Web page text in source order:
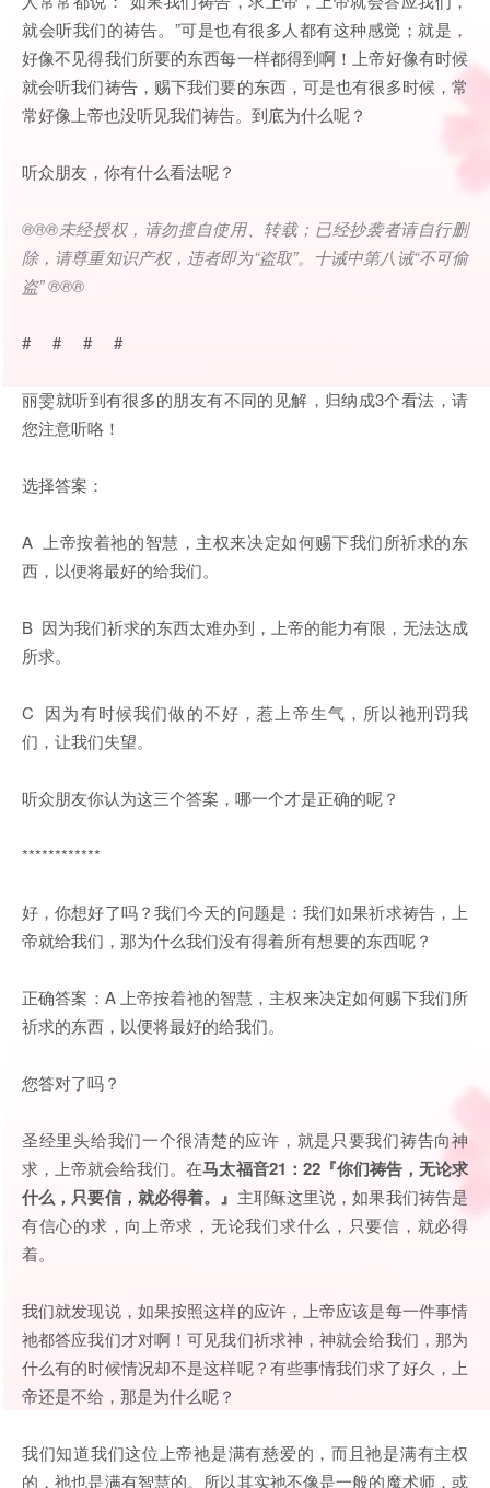
就会听我们的祷告。”可是也有很多人都有这种感觉；就是，
好像不见得我们所要的东西每一样都得到啊！上帝好像有时候
就会听我们祷告，赐下我们要的东西，可是也有很多时候，常
常好像上帝也没听见我们祷告。到底为什么呢？
听众朋友，你有什么看法呢？
®®®未经授权，请勿擅自使用、转载；已经抄袭者请自行删
除，请尊重知识产权，违者即为“盗取”。十诫中第八诫“不可偷
盗” ®®®
# # # #
丽雯就听到有很多的朋友有不同的见解，归纳成3个看法，请
您注意听咯！
选择答案：
A 上帝按着祂的智慧，主权来决定如何赐下我们所祈求的东
西，以便将最好的给我们。
B 因为我们祈求的东西太难办到，上帝的能力有限，无法达成
所求。
C 因为有时候我们做的不好，惹上帝生气，所以祂刑罚我
们，让我们失望。
听众朋友你认为这三个答案，哪一个才是正确的呢？
************
好，你想好了吗？我们今天的问题是：我们如果祈求祷告，上
帝就给我们，那为什么我们没有得着所有想要的东西呢？
正确答案：A 上帝按着祂的智慧，主权来决定如何赐下我们所
祈求的东西，以便将最好的给我们。
您答对了吗？
圣经里头给我们一个很清楚的应许，就是只要我们祷告向神
求，上帝就会给我们。在马太福音21：22『你们祷告，无论求
什么，只要信，就必得着。』 主耶稣这里说，如果我们祷告是
有信心的求，向上帝求，无论我们求什么，只要信，就必得
着。
我们就发现说，如果按照这样的应许，上帝应该是每一件事情
祂都答应我们才对啊！可见我们祈求神，神就会给我们，那为
什么有的时候情况却不是这样呢？有些事情我们求了好久，上
帝还是不给，那是为什么呢？
我们知道我们这位上帝祂是满有慈爱的，而且祂是满有主权
的，祂也是满有智慧的。所以其实祂不像是一般的魔术师，或